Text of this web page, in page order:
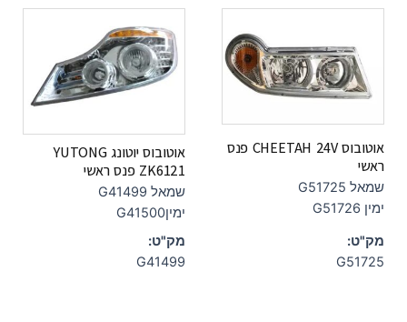
אוטובוס CHEETAH 24V פנס
ראשי
שמאל G51725
ימין G51726
מק"ט:
G51725
אוטובוס יוטונג YUTONG
ZK6121 פנס ראשי
שמאל G41499
ימיןG41500
מק"ט:
G41499